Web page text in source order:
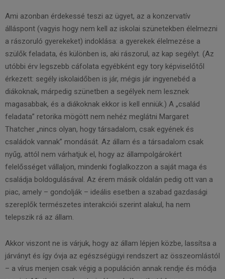
Ami azonban érdekessé teszi az ügyet, az a konzervatív
álláspont (vagyis hogy nem kell az iskolai szünetekben élelmezni
a rászoruló gyerekeket) indoklása: a gyerekek élelmezése a
szülők feladata, és különben is, aki rászorul, az kap segélyt. (Az
utóbbi érv legszebb cáfolata egyébként egy tory képviselőtől
érkezett: segély iskolaidőben is jár, mégis jár ingyenebéd a
diákoknak, márpedig szünetben a segélyek nem lesznek
magasabbak, és a diákoknak ekkor is kell enniük.) A „család
feladata” retorika mögött nem nehéz meglátni Margaret
Thatcher „nincs olyan, hogy társadalom, csak egyének és
családok vannak” mondását. Az állam és a társadalom csak
nyűg, attól nem várhatjuk el, hogy az állampolgárokért
felelősséget vállaljon, mindenki foglalkozzon a saját maga és
családja boldogulásával. Az érem másik oldalán pedig ott van a
piac, amely – gondolják – ideális esetben a szabad gazdasági
szereplők természetes interakciói szerint alakul, ha nem
telepszik rá az állam.
Akkor viszont ne is várjuk, hogy az állam lépjen közbe, lassítsa a
járványt és így óvja az egészségügyi rendszert az összeomlástól
– a vírus menjen csak végig a populáción annak rendje és módja